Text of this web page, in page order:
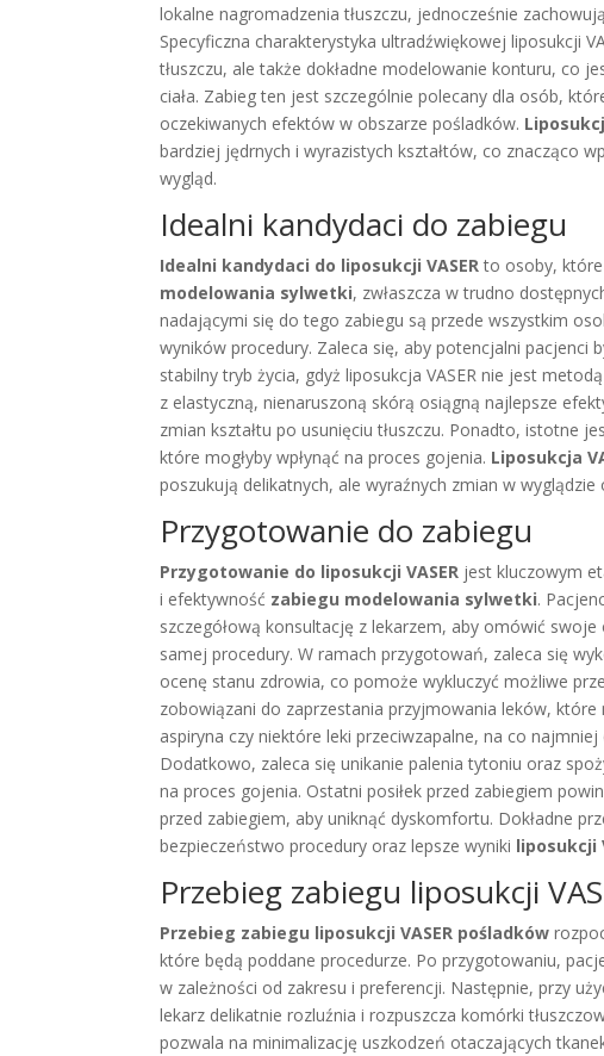
lokalne nagromadzenia tłuszczu, jednocześnie
Specyficzna charakterystyka ultradźwiękowej liposukcji
tłuszczu, ale także dokładne modelowanie konturu, co
ciała. Zabieg ten jest szczególnie polecany dla osób,
oczekiwanych efektów w obszarze pośladków.
bardziej jędrnych i wyrazistych kształtów, co znacząco
wygląd.
Idealni kandydaci do zabiegu
Idealni kandydaci do liposukcji VASERto osoby, które
modelowania sylwetki, zwłaszcza w trudno
nadającymi się do tego zabiegu są przede wszystkim
wyników procedury. Zaleca się, aby potencjalni pacjenci
stabilny tryb życia, gdyż liposukcja VASER nie jest
z elastyczną, nienaruszoną skórą osiągną najlepsze
zmian kształtu po usunięciu tłuszczu. Ponadto, istotne
które mogłyby wpłynąć na proces gojenia. Liposukcja
poszukują delikatnych, ale wyraźnych zmian w wyglądzie
Przygotowanie do zabiegu
Przygotowanie do liposukcji VASER jest kluczowym
i efektywność zabiegu modelowania sylwetki.
szczegółową konsultację z lekarzem, aby omówić
samej procedury. W ramach przygotowań, zaleca się
ocenę stanu zdrowia, co pomoże wykluczyć możliwe
zobowiązani do zaprzestania przyjmowania leków,
aspiryna czy niektóre leki przeciwzapalne, na co
Dodatkowo, zaleca się unikanie palenia tytoniu oraz
na proces gojenia. Ostatni posiłek przed zabiegiem
przed zabiegiem, aby uniknąć dyskomfortu. Dokładne
bezpieczeństwo procedury oraz lepsze wyniki liposukcji
Przebieg zabiegu liposukcji
Przebieg zabiegu liposukcji VASER pośladków
które będą poddane procedurze. Po przygotowaniu,
w zależności od zakresu i preferencji. Następnie, przy
lekarz delikatnie rozluźnia i rozpuszcza komórki
pozwala na minimalizację uszkodzeń otaczających